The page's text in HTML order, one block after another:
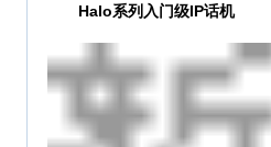
Halo系列入门级IP话机